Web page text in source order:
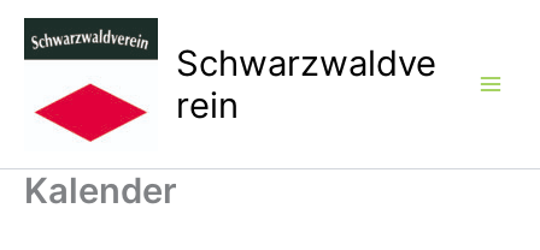
Zum
Inhalt
Schwarzwaldve
rein
Kalender